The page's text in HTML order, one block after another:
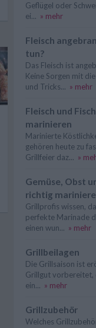
Geflügel oder
ei... » mehr
Fleisch
tun?
Das Fleisch ist
Keine Sorgen mit
und Tricks... » mehr
Fleisch und
marinieren
Marinierte
gehören heute zu
Grillfeier daz... »
Gemüse, Obst
richtig
Grillprofis wissen,
perfekte Marinade
einen wun... » mehr
Grillbeilagen
Die Grillsaison ist
Grillgut vorbereitet,
ein... » mehr
Grillzubehör
Welches